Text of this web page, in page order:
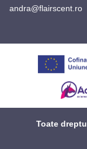
andra@flairscent.ro
Toate